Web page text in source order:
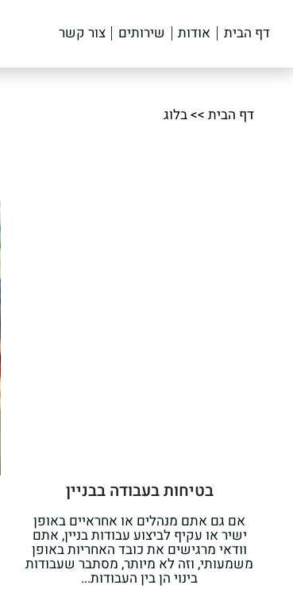
דף הבית אודות שירותים צור קשר
דף הבית>>בלוג
בטיחות בעבודה בבניין
אם גם אתם מנהלים או אחראיים באופן
ישיר או עקיף לביצוע עבודות בניין, אתם
וודאי מרגישים את כובד האחריות באופן
משמעותי, וזה לא מיותר, מסתבר שעבודות
בינוי הן בין העבודות...